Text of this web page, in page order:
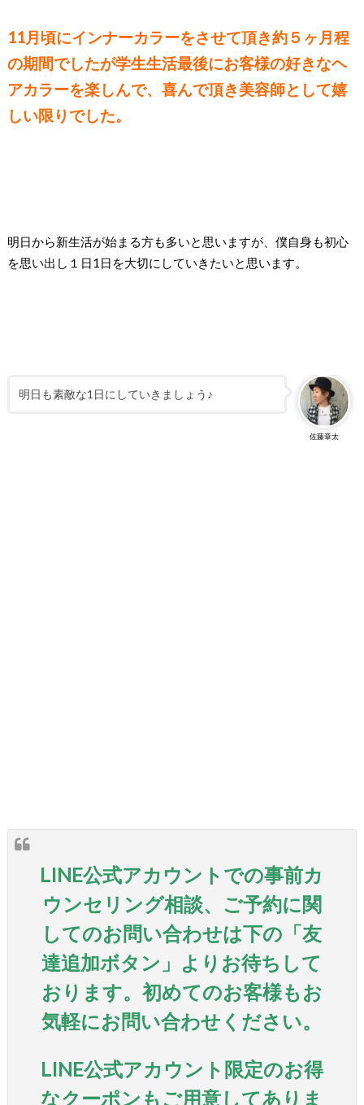
11月頃にインナーカラーをさせて頂き約５ヶ月程
の期間でしたが学生生活最後にお客様の好きなヘ
アカラーを楽しんで、喜んで頂き美容師として嬉
しい限りでした。
明日から新生活が始まる方も多いと思いますが、僕自身も初心
を思い出し１日1日を大切にしていきたいと思います。
佐藤章太
明日も素敵な1日にしていきましょう♪
LINE公式アカウント での事前カ
ウンセリング相談、ご予約に関
してのお問い合わせは下の「友
達追加ボタン」よりお待ちして
おります。初めてのお客様もお
気軽にお問い合わせください。
LINE公式アカウント限定のお得
なクーポンもご用意してありま